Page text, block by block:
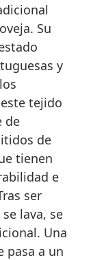
Su
y
tejido
de
de
tienen
e
ser
lava, se
Una
pasa a un